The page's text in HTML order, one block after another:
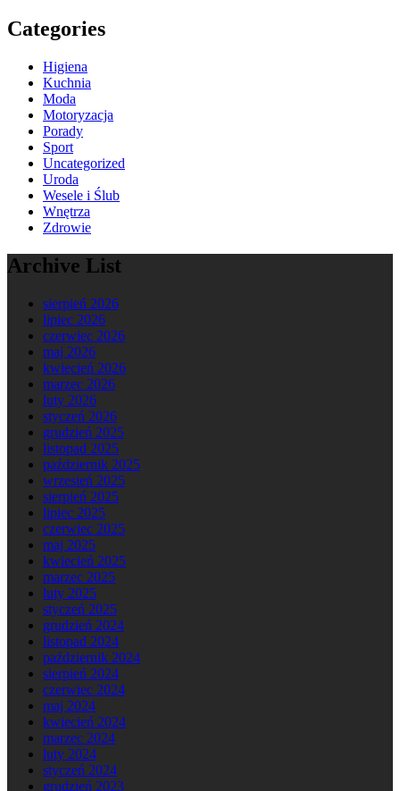
Categories
Higiena
Kuchnia
Moda
Motoryzacja
Porady
Sport
Uncategorized
Uroda
Wesele i Ślub
Wnętrza
Zdrowie
Archive List
sierpień 2026
lipiec 2026
czerwiec 2026
maj 2026
kwiecień 2026
marzec 2026
luty 2026
styczeń 2026
grudzień 2025
listopad 2025
październik 2025
wrzesień 2025
sierpień 2025
lipiec 2025
czerwiec 2025
maj 2025
kwiecień 2025
marzec 2025
luty 2025
styczeń 2025
grudzień 2024
listopad 2024
październik 2024
sierpień 2024
czerwiec 2024
maj 2024
kwiecień 2024
marzec 2024
luty 2024
styczeń 2024
grudzień 2023